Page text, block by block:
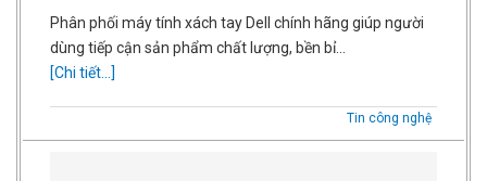
Phân phối máy tính xách tay Dell chính hãng giúp người
dùng tiếp cận sản phẩm chất lượng, bền bỉ…
[Chi tiết...]
Tin công nghệ